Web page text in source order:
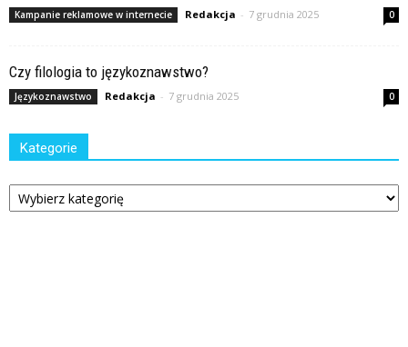
Kampanie reklamowe w internecie Redakcja - 7 grudnia 2025 0
Czy filologia to językoznawstwo?
Językoznawstwo Redakcja - 7 grudnia 2025 0
Kategorie
Kategorie